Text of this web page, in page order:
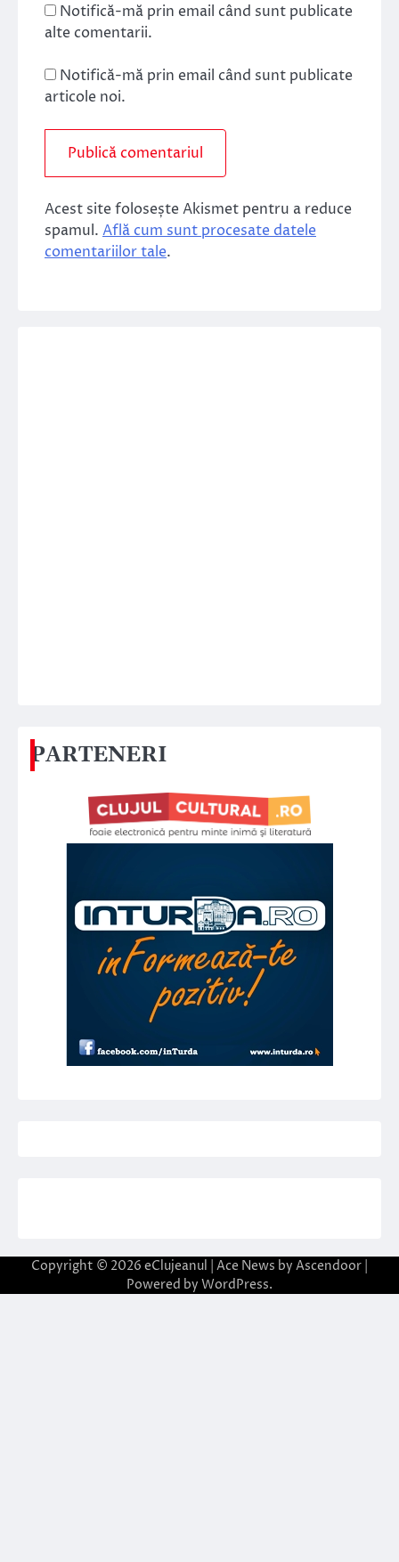
Notifică-mă prin email când sunt publicate
alte comentarii.
Notifică-mă prin email când sunt publicate
articole noi.
Acest site folosește Akismet pentru a reduce
spamul. Află cum sunt procesate datele
comentariilor tale.
PARTENERI
Copyright © 2026 eClujeanul | Ace News by Ascendoor
Powered by WordPress.